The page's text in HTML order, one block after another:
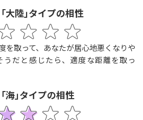
大陸｣タイプの相性
を取って、あなたが居心地悪くなりや
うだと感じたら、適度な距離を取っ
海｣タイプの相性